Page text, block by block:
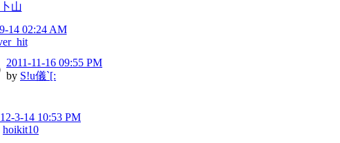
山
14 02:24 AM
2011-11-16 09:55 PM
by S!u儀`[:
3-14 10:53 PM
hoikit10